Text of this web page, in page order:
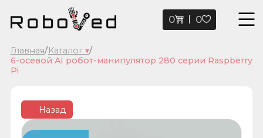
6-осевой AI робот-манипулятор 280 серии Raspberry
Pi
манипулятор